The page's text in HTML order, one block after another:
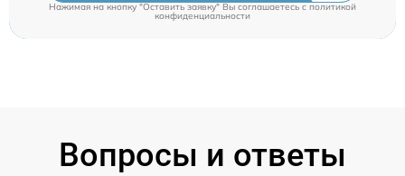
Нажимая на кнопку "Оставить заявку" Вы соглашаетесь c политикой
конфиденциальности
Вопросы и ответы